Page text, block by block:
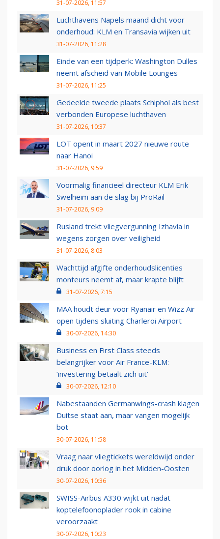
31-07-2026, 11:57
Luchthavens Napels maand dicht voor
onderhoud: KLM en Transavia wijken uit
31-07-2026, 11:28
Einde van een tijdperk: Washington Dulles
neemt afscheid van Mobile Lounges
31-07-2026, 11:25
Gedeelde tweede plaats Schiphol als best
verbonden Europese luchthaven
31-07-2026, 10:37
LOT opent in maart 2027 nieuwe route
naar Hanoi
31-07-2026, 9:59
Voormalig financieel directeur KLM Erik
Swelheim aan de slag bij ProRail
31-07-2026, 9:09
Rusland trekt vliegvergunning Izhavia in
wegens zorgen over veiligheid
31-07-2026, 8:03
Wachttijd afgifte onderhoudslicenties
monteurs neemt af, maar krapte blijft
31-07-2026, 7:15
MAA houdt deur voor Ryanair en Wizz Air
open tijdens sluiting Charleroi Airport
30-07-2026, 14:30
Business en First Class steeds
belangrijker voor Air France-KLM:
‘investering betaalt zich uit’
30-07-2026, 12:10
Nabestaanden Germanwings-crash klagen
Duitse staat aan, maar vangen mogelijk
bot
30-07-2026, 11:58
Vraag naar vliegtickets wereldwijd onder
druk door oorlog in het Midden-Oosten
30-07-2026, 10:36
SWISS-Airbus A330 wijkt uit nadat
koptelefoonoplader rook in cabine
veroorzaakt
30-07-2026, 10:23